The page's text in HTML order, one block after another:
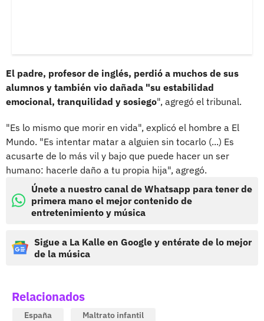
El padre, profesor de inglés, perdió a muchos de sus
alumnos y también vio dañada "su estabilidad
emocional, tranquilidad y sosiego", agregó el tribunal.
"Es lo mismo que morir en vida", explicó el hombre a El
Mundo. "Es intentar matar a alguien sin tocarlo (...) Es
acusarte de lo más vil y bajo que puede hacer un ser
humano: hacerle daño a tu propia hija", agregó.
Únete a nuestro canal de Whatsapp para tener de
primera mano el mejor contenido de
entretenimiento y música
Sigue a La Kalle en Google y entérate de lo mejor
de la música
Relacionados
España
Maltrato infantil